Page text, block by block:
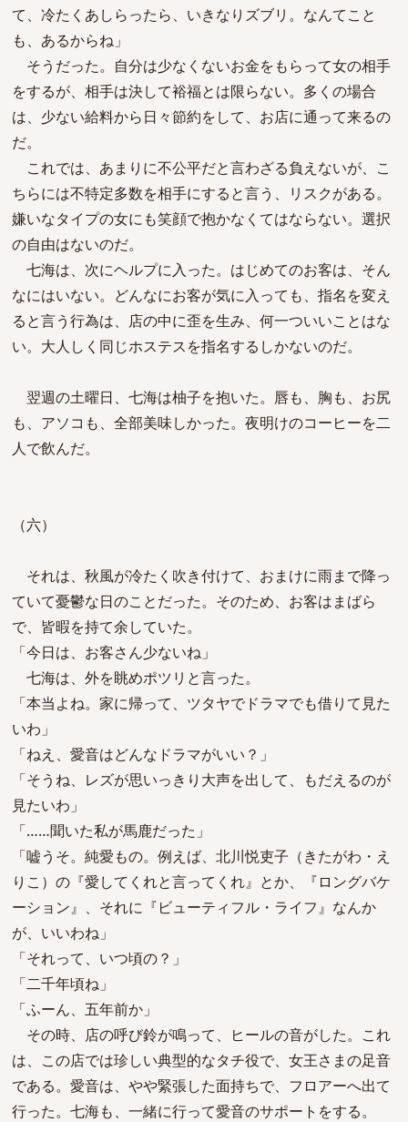
て、冷たくあしらったら、いきなりズブリ。なんてこと
も、あるからね」
そうだった。自分は少なくないお金をもらって女の相手
をするが、相手は決して裕福とは限らない。多くの場合
は、少ない給料から日々節約をして、お店に通って来るの
だ。
これでは、あまりに不公平だと言わざる負えないが、こ
ちらには不特定多数を相手にすると言う、リスクがある。
嫌いなタイプの女にも笑顔で抱かなくてはならない。選択
の自由はないのだ。
七海は、次にヘルプに入った。はじめてのお客は、そん
なにはいない。どんなにお客が気に入っても、指名を変え
ると言う行為は、店の中に歪を生み、何一ついいことはな
い。大人しく同じホステスを指名するしかないのだ。
翌週の土曜日、七海は柚子を抱いた。唇も、胸も、お尻
も、アソコも、全部美味しかった。夜明けのコーヒーを二
人で飲んだ。
（六）
それは、秋風が冷たく吹き付けて、おまけに雨まで降っ
ていて憂鬱な日のことだった。そのため、お客はまばら
で、皆暇を持て余していた。
「今日は、お客さん少ないね」
七海は、外を眺めポツリと言った。
「本当よね。家に帰って、ツタヤでドラマでも借りて見た
いわ」
「ねえ、愛音はどんなドラマがいい？」
「そうね、レズが思いっきり大声を出して、もだえるのが
見たいわ」
「……聞いた私が馬鹿だった」
「嘘うそ。純愛もの。例えば、北川悦吏子（きたがわ・え
りこ）の『愛してくれと言ってくれ』とか、『ロングバケ
ーション』、それに『ビューティフル・ライフ』なんか
が、いいわね」
「それって、いつ頃の？」
「二千年頃ね」
「ふーん、五年前か」
その時、店の呼び鈴が鳴って、ヒールの音がした。これ
は、この店では珍しい典型的なタチ役で、女王さまの足音
である。愛音は、やや緊張した面持ちで、フロアーへ出て
行った。七海も、一緒に行って愛音のサポートをする。